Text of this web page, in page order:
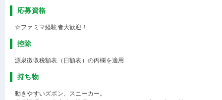
応募資格
☆ファミマ経験者大歓迎！
控除
源泉徴収税額表（日額表）の丙欄を適用
持ち物
動きやすいズボン、スニーカー。